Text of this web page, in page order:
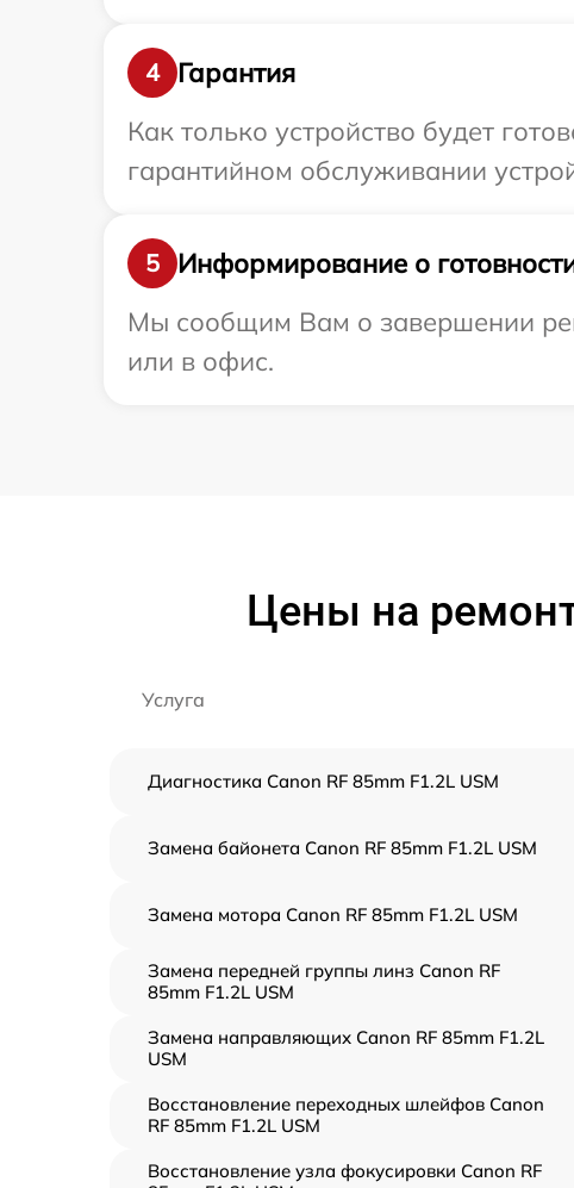
4
Гарантия
Как только устройство будет
гарантийном обслуживании
5
Информирование о
Мы сообщим Вам о завершении
или в офис.
Цены на
Услуга
Диагностика Canon RF 85mm F1.2L USM
Замена байонета Canon RF 85mm F1.2L USM
Замена мотора Canon RF 85mm F1.2L USM
Замена передней группы линз Canon RF
85mm F1.2L USM
Замена направляющих Canon RF 85mm F1.2L
USM
Восстановление переходных шлейфов Canon
RF 85mm F1.2L USM
Восстановление узла фокусировки Canon RF